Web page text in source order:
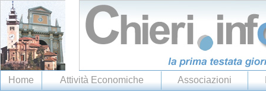
Home Attività Economiche Associazioni